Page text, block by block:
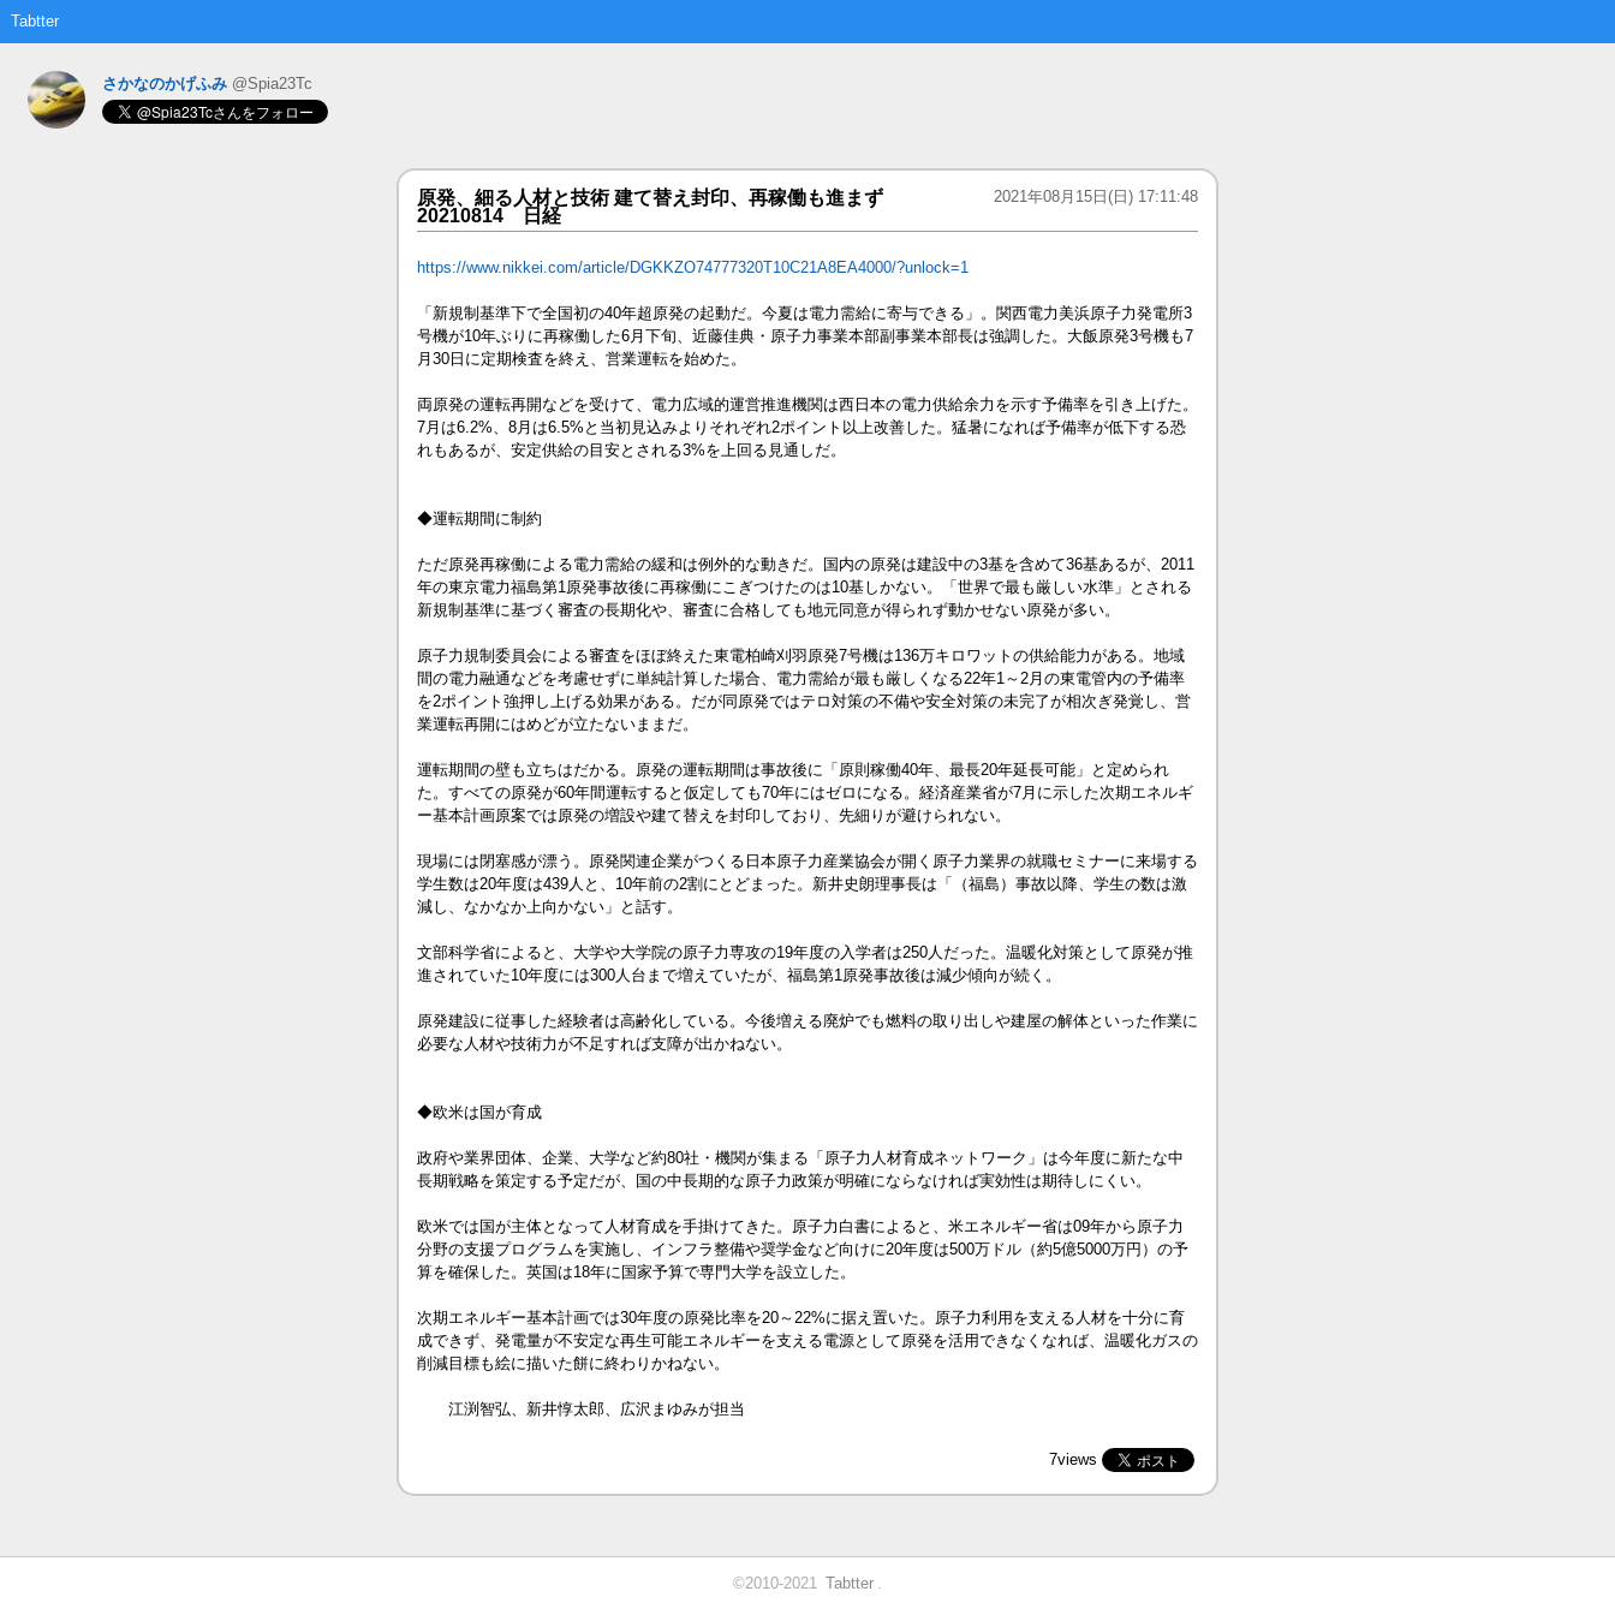
Tabtter
さかなのかげふみ @Spia23Tc
2021年08月15日(日) 17:11:48
原発、細る人材と技術 建て替え封印、再稼働も進まず
20210814 日経
https://www.nikkei.com/article/DGKKZO74777320T10C21A8EA4000/?unlock=1
「新規制基準下で全国初の40年超原発の起動だ。今夏は電力需給に寄与できる」。関西電力美浜原子力発電所3
号機が10年ぶりに再稼働した6月下旬、近藤佳典・原子力事業本部副事業本部長は強調した。大飯原発3号機も7
月30日に定期検査を終え、営業運転を始めた。
両原発の運転再開などを受けて、電力広域的運営推進機関は西日本の電力供給余力を示す予備率を引き上げた。
7月は6.2%、8月は6.5%と当初見込みよりそれぞれ2ポイント以上改善した。猛暑になれば予備率が低下する恐
れもあるが、安定供給の目安とされる3%を上回る見通しだ。
◆運転期間に制約
ただ原発再稼働による電力需給の緩和は例外的な動きだ。国内の原発は建設中の3基を含めて36基あるが、2011
年の東京電力福島第1原発事故後に再稼働にこぎつけたのは10基しかない。「世界で最も厳しい水準」とされる
新規制基準に基づく審査の長期化や、審査に合格しても地元同意が得られず動かせない原発が多い。
原子力規制委員会による審査をほぼ終えた東電柏崎刈羽原発7号機は136万キロワットの供給能力がある。地域
間の電力融通などを考慮せずに単純計算した場合、電力需給が最も厳しくなる22年1～2月の東電管内の予備率
を2ポイント強押し上げる効果がある。だが同原発ではテロ対策の不備や安全対策の未完了が相次ぎ発覚し、営
業運転再開にはめどが立たないままだ。
運転期間の壁も立ちはだかる。原発の運転期間は事故後に「原則稼働40年、最長20年延長可能」と定められ
た。すべての原発が60年間運転すると仮定しても70年にはゼロになる。経済産業省が7月に示した次期エネルギ
ー基本計画原案では原発の増設や建て替えを封印しており、先細りが避けられない。
現場には閉塞感が漂う。原発関連企業がつくる日本原子力産業協会が開く原子力業界の就職セミナーに来場する
学生数は20年度は439人と、10年前の2割にとどまった。新井史朗理事長は「（福島）事故以降、学生の数は激
減し、なかなか上向かない」と話す。
文部科学省によると、大学や大学院の原子力専攻の19年度の入学者は250人だった。温暖化対策として原発が推
進されていた10年度には300人台まで増えていたが、福島第1原発事故後は減少傾向が続く。
原発建設に従事した経験者は高齢化している。今後増える廃炉でも燃料の取り出しや建屋の解体といった作業に
必要な人材や技術力が不足すれば支障が出かねない。
◆欧米は国が育成
政府や業界団体、企業、大学など約80社・機関が集まる「原子力人材育成ネットワーク」は今年度に新たな中
長期戦略を策定する予定だが、国の中長期的な原子力政策が明確にならなければ実効性は期待しにくい。
欧米では国が主体となって人材育成を手掛けてきた。原子力白書によると、米エネルギー省は09年から原子力
分野の支援プログラムを実施し、インフラ整備や奨学金など向けに20年度は500万ドル（約5億5000万円）の予
算を確保した。英国は18年に国家予算で専門大学を設立した。
次期エネルギー基本計画では30年度の原発比率を20～22%に据え置いた。原子力利用を支える人材を十分に育
成できず、発電量が不安定な再生可能エネルギーを支える電源として原発を活用できなくなれば、温暖化ガスの
削減目標も絵に描いた餅に終わりかねない。
江渕智弘、新井惇太郎、広沢まゆみが担当
7views
©2010-2021 Tabtter .